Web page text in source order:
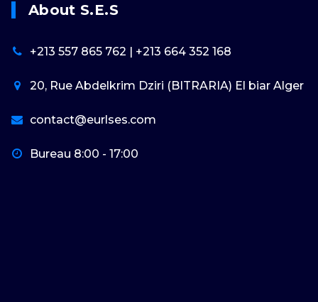
About S.E.S
+213 557 865 762 | +213 664 352 168
20, Rue Abdelkrim Dziri (BITRARIA) El biar Alger
contact@eurlses.com
Bureau 8:00 - 17:00